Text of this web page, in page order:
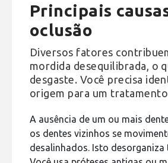
Principais
oclusão
Diversos fatores
mordida desequilibrada, o
desgaste. Você precisa
origem para um
A ausência de um ou mais
os dentes vizinhos se
desalinhados. Isto desorganiza